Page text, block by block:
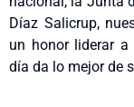
Díaz Salicrup,
un honor liderar
día da lo mejor de